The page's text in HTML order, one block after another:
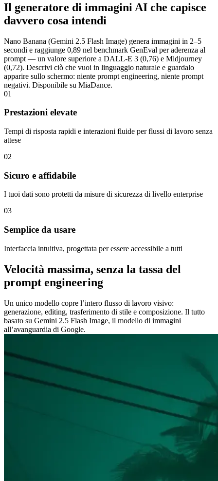
Il generatore di immagini AI che capisce
davvero cosa intendi
Nano Banana (Gemini 2.5 Flash Image) genera immagini in 2–5
secondi e raggiunge 0,89 nel benchmark GenEval per aderenza al
prompt — un valore superiore a DALL-E 3 (0,76) e Midjourney
(0,72). Descrivi ciò che vuoi in linguaggio naturale e guardalo
apparire sullo schermo: niente prompt engineering, niente prompt
negativi. Disponibile su MiaDance.
01
Prestazioni elevate
Tempi di risposta rapidi e interazioni fluide per flussi di lavoro senza
attese
02
Sicuro e affidabile
I tuoi dati sono protetti da misure di sicurezza di livello enterprise
03
Semplice da usare
Interfaccia intuitiva, progettata per essere accessibile a tutti
Velocità massima, senza la tassa del
prompt engineering
Un unico modello copre l’intero flusso di lavoro visivo:
generazione, editing, trasferimento di stile e composizione. Il tutto
basato su Gemini 2.5 Flash Image, il modello di immagini
all’avanguardia di Google.